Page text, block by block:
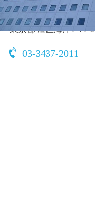
〒105-0022
東京都 港区海岸1-11-2
03-3437-2011